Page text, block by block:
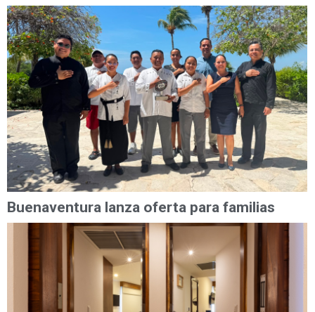
Buenaventura lanza oferta para familias